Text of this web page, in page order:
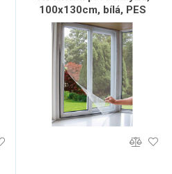
100x130cm, bílá, PES